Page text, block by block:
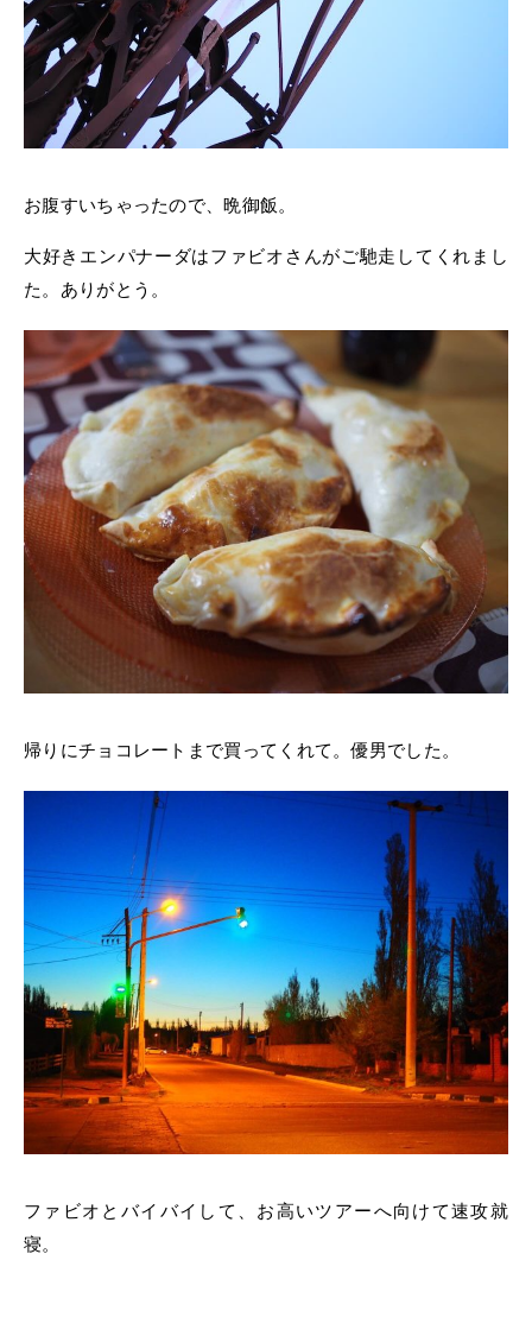
お腹すいちゃったので、晩御飯。
大好きエンパナーダはファビオさんがご馳走してくれまし
た。ありがとう。
帰りにチョコレートまで買ってくれて。優男でした。
ファビオとバイバイして、お高いツアーへ向けて速攻就
寝。